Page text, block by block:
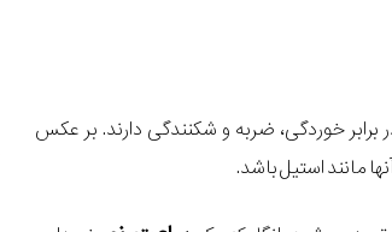
برابر خوردگی، ضربه و شکنندگی دارند. بر عکس
مانند استیل باشد.